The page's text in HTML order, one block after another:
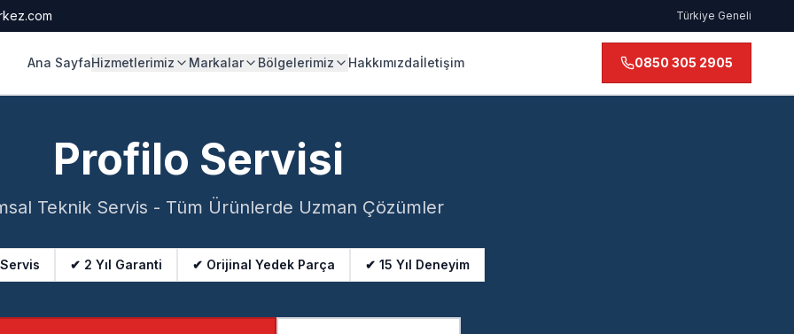
Türkiye Geneli
Ana SayfaHizmetlerimiz Markalar Bölgelerimiz Hakkımızdaİletişim 0850 305 2905
Profilo Servisi
Teknik Servis - Tüm Ürünlerde Uzman Çözümler
✔ 2 Yıl Garanti ✔ Orijinal Yedek Parça ✔ 15 Yıl Deneyim